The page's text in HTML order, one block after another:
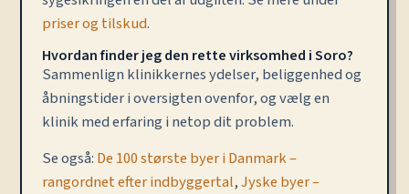
priser og tilskud.
Hvordan finder jeg den rette virksomhed i Soro?
Sammenlign klinikkernes ydelser, beliggenhed og
åbningstider i oversigten ovenfor, og vælg en
klinik med erfaring i netop dit problem.
Se også: De 100 største byer i Danmark –
rangordnet efter indbyggertal,Jyske byer –